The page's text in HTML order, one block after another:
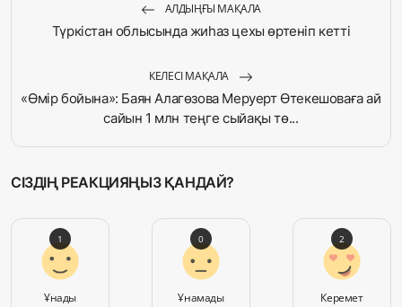
АЛДЫҢҒЫ МАҚАЛА
Түркістан облысында жиһаз цехы өртеніп кетті
КЕЛЕСІ МАҚАЛА
«Өмір бойына»: Баян Алагөзова Меруерт Өтекешоваға ай
сайын 1 млн теңге сыйақы тө...
СІЗДІҢ РЕАКЦИЯҢЫЗ ҚАНДАЙ?
Ұнады
1
Ұнамады
0
Керемет
2